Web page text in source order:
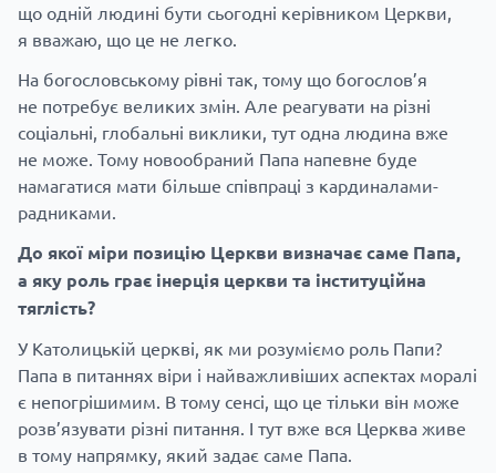
що одній людині бути сьогодні керівником Церкви,
я вважаю, що це не легко.
На богословському рівні так, тому що богослов’я
не потребує великих змін. Але реагувати на різні
соціальні, глобальні виклики, тут одна людина вже
не може. Тому новообраний Папа напевне буде
намагатися мати більше співпраці з кардиналами-
радниками.
До якої міри позицію Церкви визначає саме Папа,
а яку роль грає інерція церкви та інституційна
тяглість?
У Католицькій церкві, як ми розуміємо роль Папи?
Папа в питаннях віри і найважливіших аспектах моралі
є непогрішимим. В тому сенсі, що це тільки він може
розв’язувати різні питання. І тут вже вся Церква живе
в тому напрямку, який задає саме Папа.